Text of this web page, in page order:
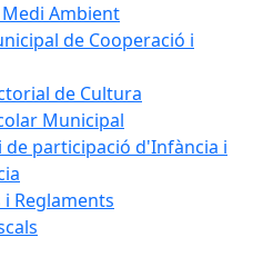
Ambient
de Cooperació i
de Cultura
Municipal
de participació d'Infància i
i Reglaments